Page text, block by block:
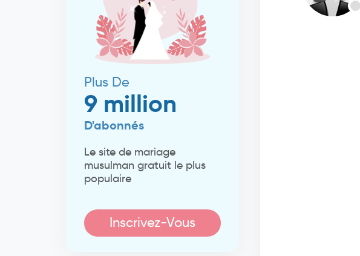
Plus De
9 million
D'abonnés
Le site de mariage
musulman gratuit le plus
populaire
Inscrivez-Vous